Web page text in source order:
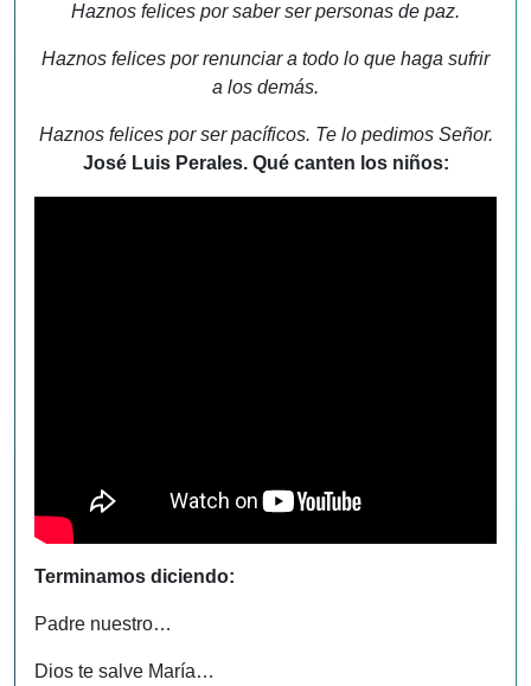
Haznos felices por saber ser personas de paz.
Haznos felices por renunciar a todo lo que haga sufrir
a los demás.
Haznos felices por ser pacíficos. Te lo pedimos Señor.
José Luis Perales. Qué canten los niños:
Terminamos diciendo:
Padre nuestro…
Dios te salve María…